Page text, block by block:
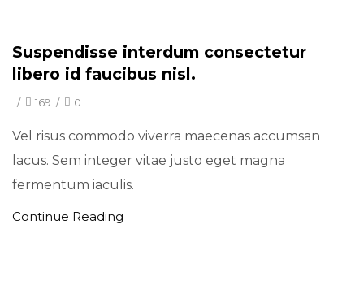
Suspendisse interdum consectetur
libero id faucibus nisl.
/ 169 / 0
Vel risus commodo viverra maecenas accumsan
lacus. Sem integer vitae justo eget magna
fermentum iaculis.
Continue Reading